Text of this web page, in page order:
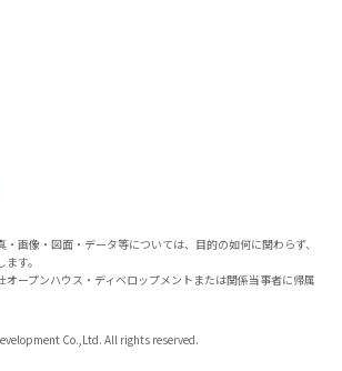
画像・図面・データ等については、目的の如何に関わらず、
す。
オープンハウス・ディベロップメントまたは関係当事者に帰属
Co.,Ltd. All rights reserved.